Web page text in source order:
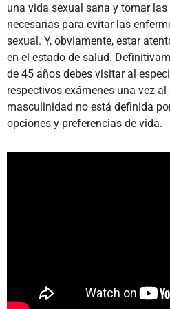
una vida sexual sana y tomar
necesarias para evitar las
sexual. Y, obviamente, estar
en el estado de salud.
de 45 años debes visitar al
respectivos exámenes una vez
masculinidad no está definida
opciones y preferencias de vida.